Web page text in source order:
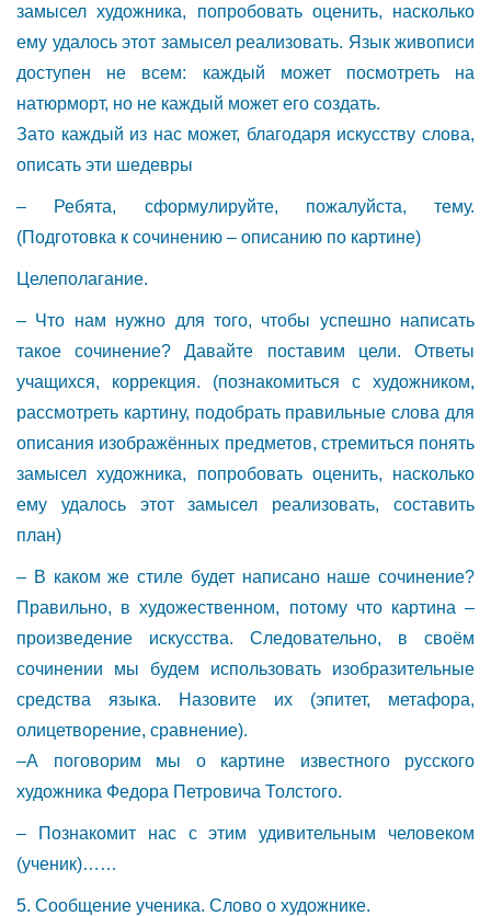
замысел художника, попробовать оценить, насколько
ему удалось этот замысел реализовать. Язык живописи
доступен не всем: каждый может посмотреть на
натюрморт, но не каждый может его создать.
Зато каждый из нас может, благодаря искусству слова,
описать эти шедевры
– Ребята, сформулируйте, пожалуйста, тему.
(Подготовка к сочинению – описанию по картине)
Целеполагание.
– Что нам нужно для того, чтобы успешно написать
такое сочинение? Давайте поставим цели. Ответы
учащихся, коррекция. (познакомиться с художником,
рассмотреть картину, подобрать правильные слова для
описания изображённых предметов, стремиться понять
замысел художника, попробовать оценить, насколько
ему удалось этот замысел реализовать, составить
план)
– В каком же стиле будет написано наше сочинение?
Правильно, в художественном, потому что картина –
произведение искусства. Следовательно, в своём
сочинении мы будем использовать изобразительные
средства языка. Назовите их (эпитет, метафора,
олицетворение, сравнение).
–А поговорим мы о картине известного русского
художника Федора Петровича Толстого.
– Познакомит нас с этим удивительным человеком
(ученик)……
5. Сообщение ученика. Слово о художнике.